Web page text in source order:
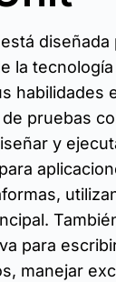
diseñada
la
habilidades
pruebas
y
para
manejar